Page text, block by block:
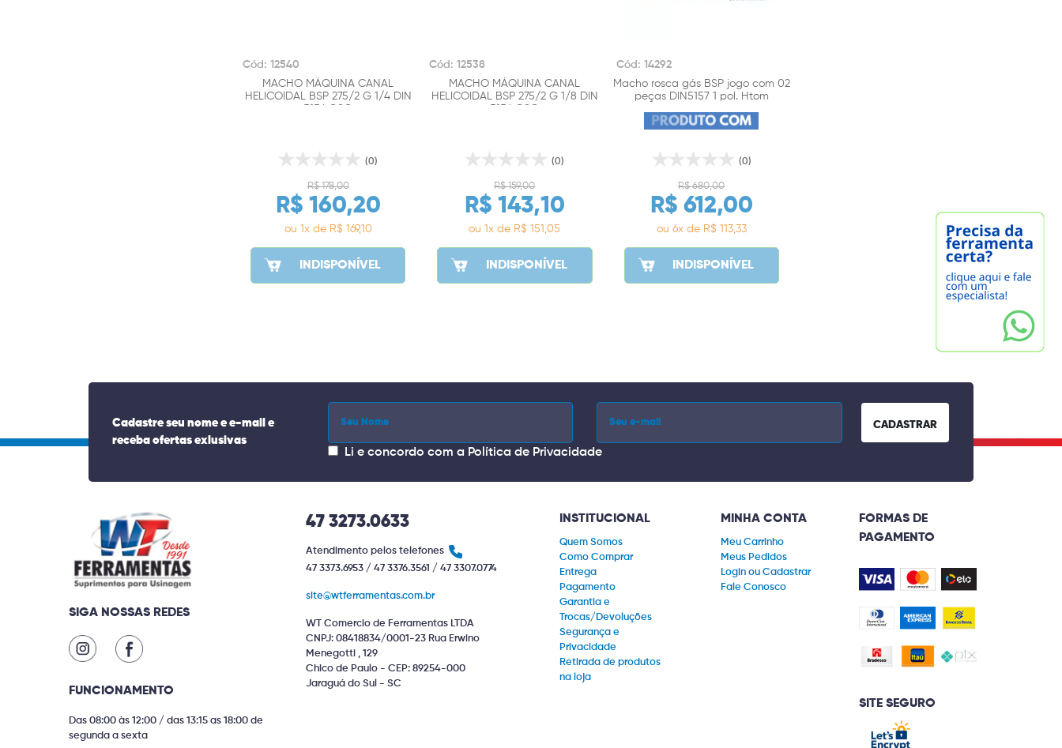
Cód: 12540
MACHO MÁQUINA CANAL
HELICOIDAL BSP 275/2 G 1/4 DIN
(0)
R$ 178,00
R$ 160,20
ou 1x de R$ 169,10
INDISPONÍVEL
Cód: 12538
MACHO MÁQUINA CANAL
HELICOIDAL BSP 275/2 G 1/8 DIN
(0)
R$ 159,00
R$ 143,10
ou 1x de R$ 151,05
INDISPONÍVEL
Cód: 14292
Macho rosca gás BSP jogo com 02
peças DIN5157 1 pol. Htom
(0)
R$ 680,00
R$ 612,00
ou 6x de R$ 113,33
INDISPONÍVEL
Cadastre seu nome e e-mail e
receba ofertas exlusivas
CADASTRAR
Li e concordo com a Política de Privacidade
SIGA NOSSAS REDES
FUNCIONAMENTO
Das 08:00 às 12:00 / das 13:15 as 18:00 de
segunda a sexta
47 3273.0633
Atendimento pelos telefones
47 3373.6953 / 47 3376.3561 / 47 3307.0774
site@wtferramentas.com.br
WT Comercio de Ferramentas LTDA
CNPJ: 08418834/0001-23 Rua Erwino
Menegotti , 129
Chico de Paulo - CEP: 89254-000
Jaraguá do Sul - SC
INSTITUCIONAL
Quem Somos
Como Comprar
Entrega
Pagamento
Garantia e
Trocas/Devoluções
Segurança e
Privacidade
Retirada de produtos
na loja
MINHA CONTA
Meu Carrinho
Meus Pedidos
Login ou Cadastrar
Fale Conosco
FORMAS DE
PAGAMENTO
SITE SEGURO